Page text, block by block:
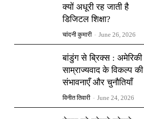
क्यों अधूरी रह जाती है
डिजिटल शिक्षा?
चांदनी कुमारी - June 26, 2026
बांडुंग से ब्रिक्स : अमेरिकी
साम्राज्यवाद के विकल्प की
संभावनाएँ और चुनौतियाँ
विनीत तिवारी - June 24, 2026